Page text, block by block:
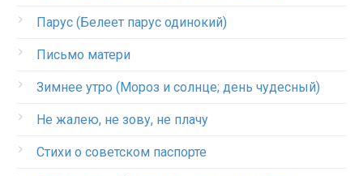
Парус (Белеет парус одинокий)
Письмо матери
Зимнее утро (Мороз и солнце; день чудесный)
Не жалею, не зову, не плачу
Стихи о советском паспорте